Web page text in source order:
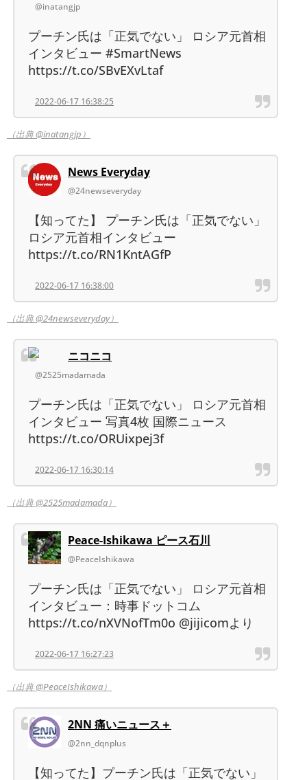
@inatangjp
プーチン氏は「正気でない」 ロシア元首相
インタビュー #SmartNews
https://t.co/SBvEXvLtaf
2022-06-17 16:38:25
（出典 @inatangjp）
News Everyday
@24newseveryday
【知ってた】 プーチン氏は「正気でない」
ロシア元首相インタビュー
https://t.co/RN1KntAGfP
2022-06-17 16:38:00
（出典 @24newseveryday）
ニコニコ
@2525madamada
プーチン氏は「正気でない」 ロシア元首相
インタビュー 写真4枚 国際ニュース
https://t.co/ORUixpej3f
2022-06-17 16:30:14
（出典 @2525madamada）
Peace-Ishikawa ピース石川
@PeaceIshikawa
プーチン氏は「正気でない」 ロシア元首相
インタビュー：時事ドットコム
https://t.co/nXVNofTm0o @jijicomより
2022-06-17 16:27:23
（出典 @PeaceIshikawa）
2NN 痛いニュース＋
@2nn_dqnplus
【知ってた】プーチン氏は「正気でない」